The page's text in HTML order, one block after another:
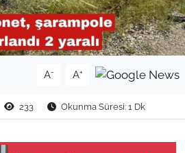
A- A+
233 Okunma Süresi: 1 Dk